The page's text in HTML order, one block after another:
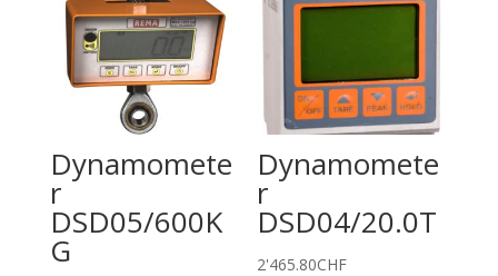
Dynamomete
r
DSD05/600K
G
Dynamomete
r
DSD04/20.0T
2'465.80CHF